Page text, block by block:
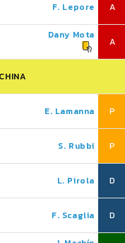
F. Lepore A
Dany Mota
A
E. Lamanna P
S. Rubbi P
L. Pirola D
F. Scaglia D